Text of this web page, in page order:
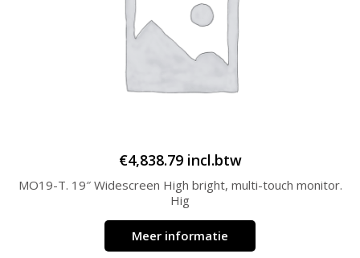
€4,838.79 incl.btw
MO19-T. 19″ Widescreen High bright, multi-touch monitor.
Hig
Meer informatie